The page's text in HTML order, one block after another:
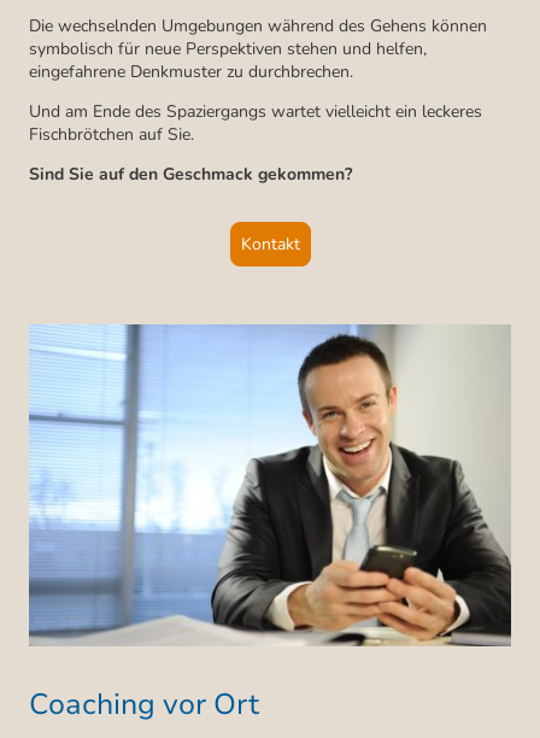
Die wechselnden Umgebungen während des Gehens können
symbolisch für neue Perspektiven stehen und helfen,
eingefahrene Denkmuster zu durchbrechen.
Und am Ende des Spaziergangs wartet vielleicht ein leckeres
Fischbrötchen auf Sie.
Sind Sie auf den Geschmack gekommen?
Kontakt
Coaching vor Ort